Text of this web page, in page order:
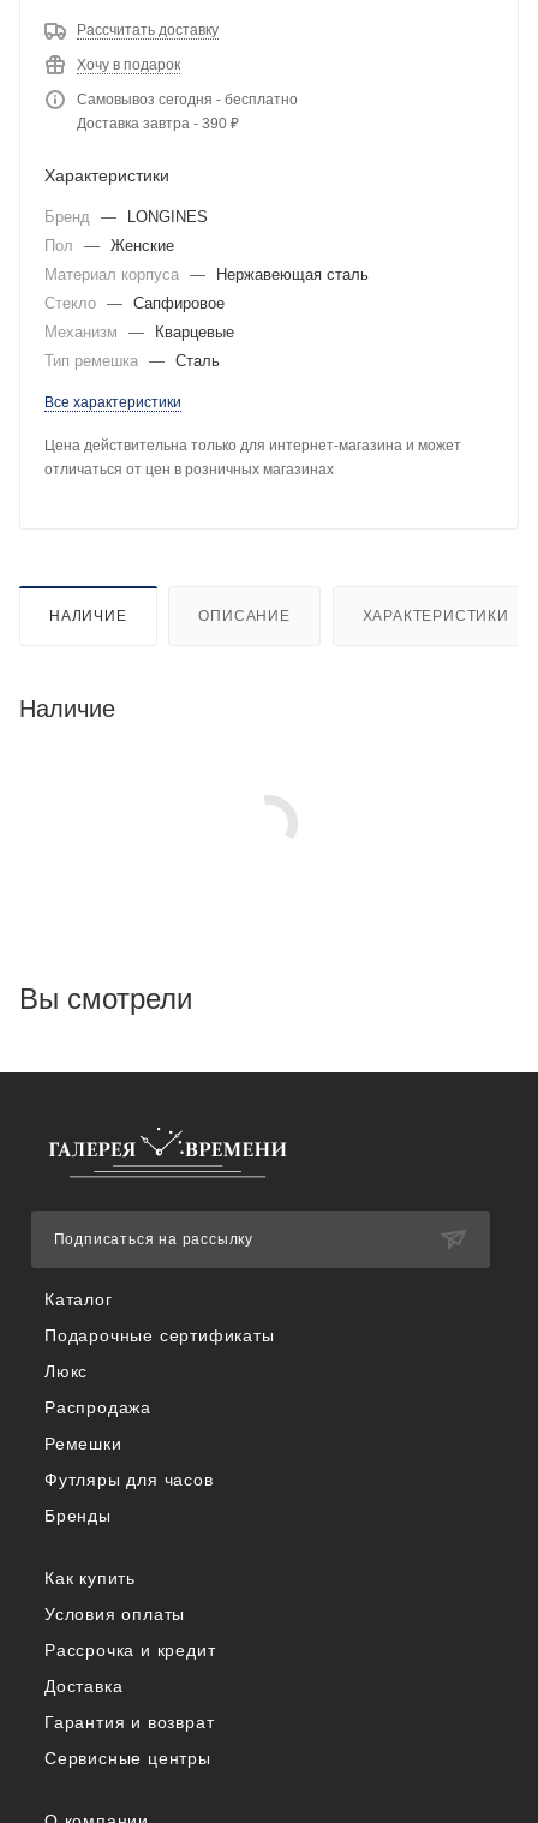
Рассчитать доставку
Хочу в подарок
Самовывоз сегодня - бесплатно
Доставка завтра - 390 ₽
Характеристики
Бренд —
LONGINES
Пол
— Женские
Материал корпуса —
Нержавеющая сталь
Стекло — Сапфировое
Механизм
—
Кварцевые
Тип ремешка — Сталь
Все характеристики
Цена действительна только для интернет-магазина и может
отличаться от цен в розничных магазинах
НАЛИЧИЕ ОПИСАНИЕ ХАРАКТЕРИСТИКИ
Наличие
Вы смотрели
Каталог
Подарочные сертификаты
Люкс
Распродажа
Ремешки
Футляры для часов
Бренды
Как купить
Условия оплаты
Рассрочка и кредит
Доставка
Гарантия и возврат
Сервисные центры
Подписаться на рассылку